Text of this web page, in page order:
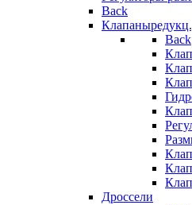
Back
Клапаны
Back
Дроссели